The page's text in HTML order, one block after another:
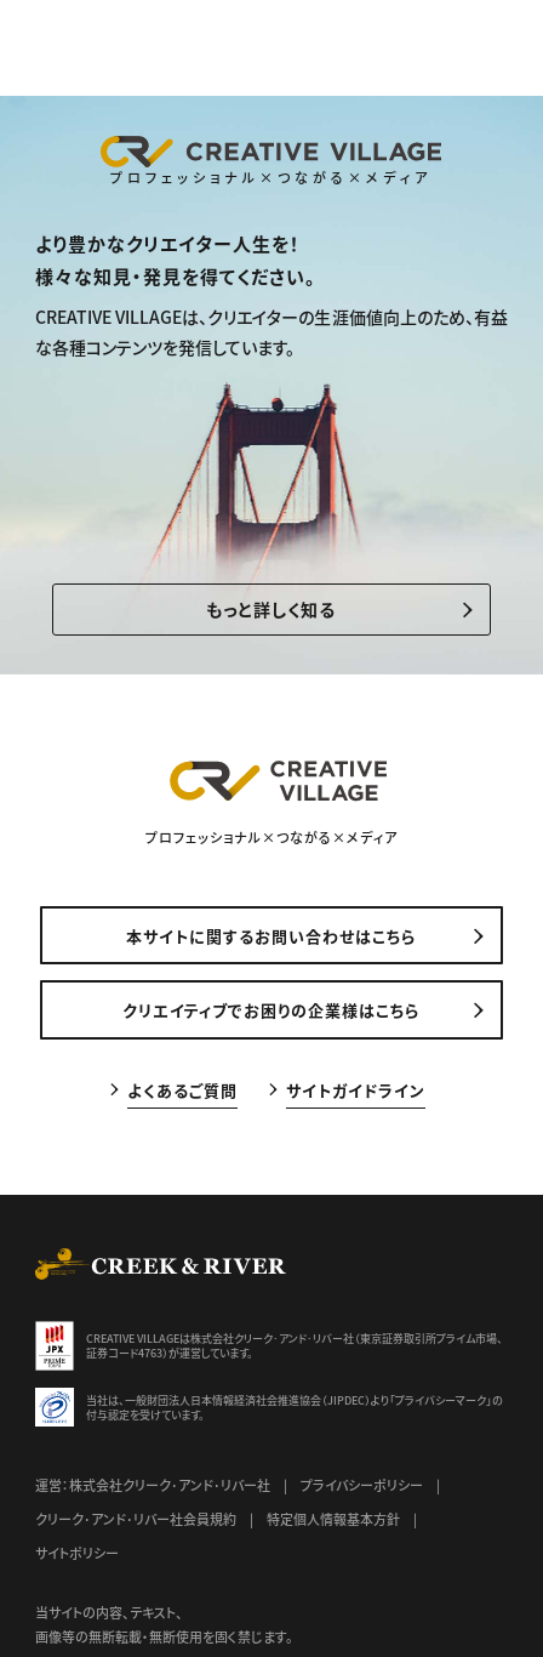
プロフェッショナル×つながる×メディア
より豊かなクリエイター人生を！
様々な知見・発見を得てください。
CREATIVE VILLAGEは、 クリエイターの生涯価値向上のため、有益
な各種コンテンツを発信しています。
もっと詳しく知る
プロフェッショナル×つながる×メディア
本サイトに関するお問い合わせはこちら
クリエイティブでお困りの企業様はこちら
よくあるご質問 サイトガイドライン
CREATIVE VILLAGEは株式会社クリーク･アンド･リバー社（東京証券取引所プライム市場、
証券コード4763）が運営しています。
当社は、一般財団法人日本情報経済社会推進協会（JIPDEC）より 「プライバシーマーク」の
付与認定を受けています。
運営：株式会社クリーク･アンド･リバー社
プライバシーポリシー
クリーク･アンド･リバー社会員規約
特定個人情報基本方針
サイトポリシー
当サイトの内容、テキスト、
画像等の無断転載・無断使用を固く禁じます。